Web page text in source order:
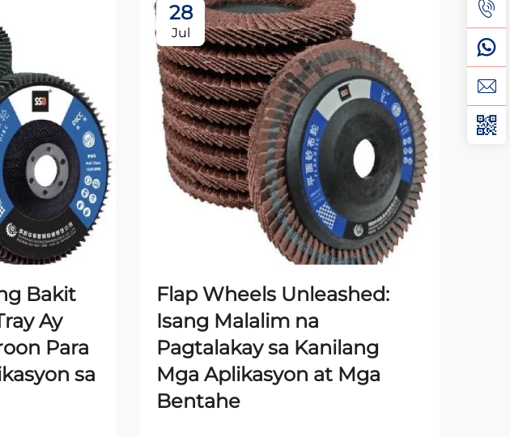
Bakit
Ay
Para
sa
28
Jul
Flap Wheels Unleashed:
Isang Malalim na
Pagtalakay sa Kanilang
Mga Aplikasyon at Mga
Bentahe